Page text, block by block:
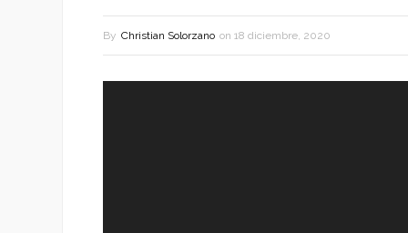
By Christian Solorzano on 18 diciembre, 2020